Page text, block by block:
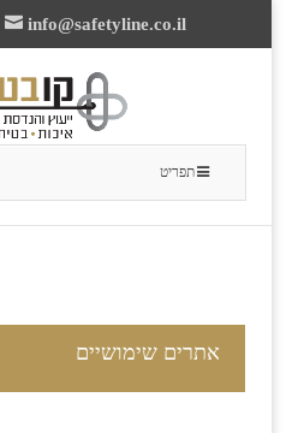
info@safetyline.co.il
תפריט
אתרים שימושיים